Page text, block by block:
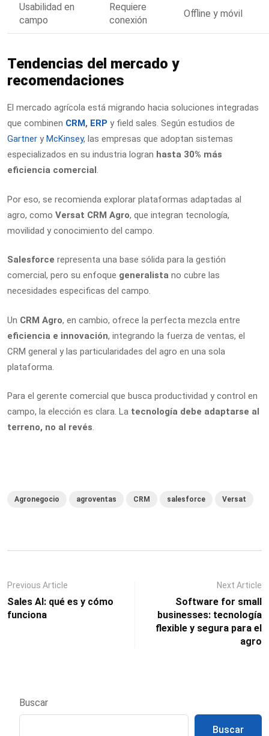
Usabilidad en
campo
Requiere
conexión
Offline y móvil
Tendencias del mercado y
recomendaciones
El mercado agrícola está migrando hacia soluciones integradas
que combinen CRM, ERP y field sales. Según estudios de
Gartner y McKinsey, las empresas que adoptan sistemas
especializados en su industria logran hasta 30% más
eficiencia comercial.
Por eso, se recomienda explorar plataformas adaptadas al
agro, como Versat CRM Agro, que integran tecnología,
movilidad y conocimiento del campo.
Salesforce representa una base sólida para la gestión
comercial, pero su enfoque generalista no cubre las
necesidades especificas del campo.
Un CRM Agro, en cambio, ofrece la perfecta mezcla entre
eficiencia e innovación, integrando la fuerza de ventas, el
CRM general y las particularidades del agro en una sola
plataforma.
Para el gerente comercial que busca productividad y control en
campo, la elección es clara. La tecnología debe adaptarse al
terreno, no al revés.
Agronegocio agroventas CRM salesforce Versat
Previous Article
Sales AI: qué es y cómo
funciona
Next Article
Software for small
businesses: tecnología
flexible y segura para el
agro
Buscar
Buscar